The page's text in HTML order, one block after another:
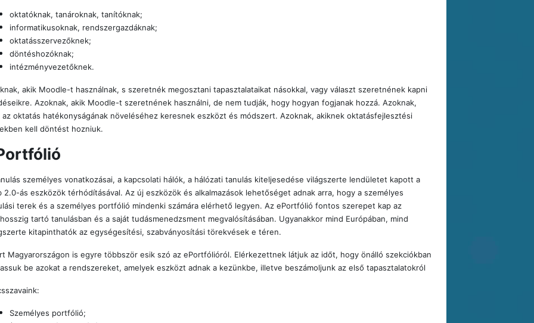
oktatóknak, tanároknak, tanítóknak;
informatikusoknak, rendszergazdáknak;
oktatásszervezőknek;
döntéshozóknak;
intézményvezetőknek.
akik Moodle-t használnak, s szeretnék megosztani tapasztalataikat násokkal, vagy választ szeretnének kapni
Azoknak, akik Moodle-t szeretnének használni, de nem tudják, hogy hogyan fogjanak hozzá. Azoknak,
az oktatás hatékonyságának növeléséhez keresnek eszközt és módszert. Azoknak, akiknek oktatásfejlesztési
kell döntést hozniuk.
személyes vonatkozásai, a kapcsolati hálók, a hálózati tanulás kiteljesedése világszerte lendületet kapott a
2.0-ás eszközök térhódításával. Az új eszközök és alkalmazások lehetőséget adnak arra, hogy a személyes
terek és a személyes portfólió mindenki számára elérhető legyen. Az ePortfólió fontos szerepet kap az
tartó tanulásban és a saját tudásmenedzsment megvalósításában. Ugyanakkor mind Európában, mind
kitapinthatók az egységesítési, szabványosítási törekvések e téren.
Magyarországon is egyre többször esik szó az ePortfólióról. Elérkezettnek látjuk az időt, hogy önálló szekciókban
be azokat a rendszereket, amelyek eszközt adnak a kezünkbe, illetve beszámoljunk az első tapasztalatokról
Személyes portfólió;